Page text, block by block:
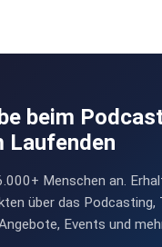
beim
Laufenden
Menschen an.
über das Podcasting,
Events und